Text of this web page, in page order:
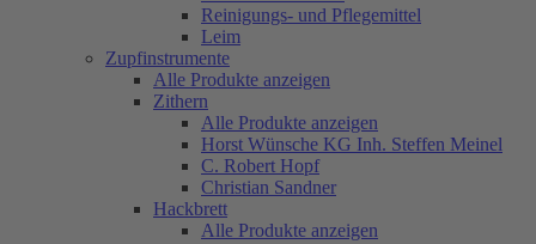
Reinigungs- und Pflegemittel
Leim
Zupfinstrumente
Alle Produkte anzeigen
Zithern
Alle Produkte anzeigen
Horst Wünsche KG Inh. Steffen Meinel
C. Robert Hopf
Christian Sandner
Hackbrett
Alle Produkte anzeigen